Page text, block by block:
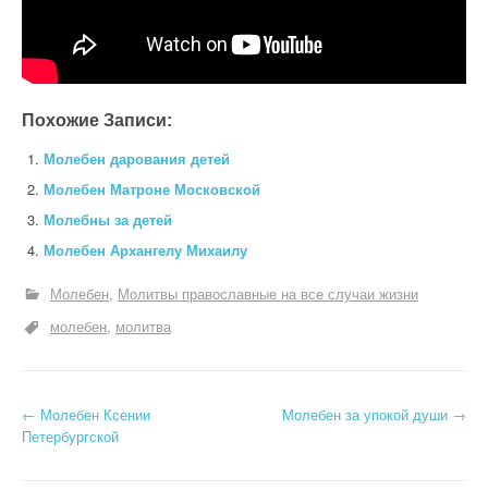
Похожие Записи:
Молебен дарования детей
Молебен Матроне Московской
Молебны за детей
Молебен Архангелу Михаилу
Молебен Молитвы православные на все случаи жизни
молебен молитва
Н
← Молебен Ксении
Петербургской
Молебен за упокой души →